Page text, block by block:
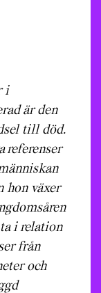
i
är den
till död.
referenser
hon växer
i relation
från
och